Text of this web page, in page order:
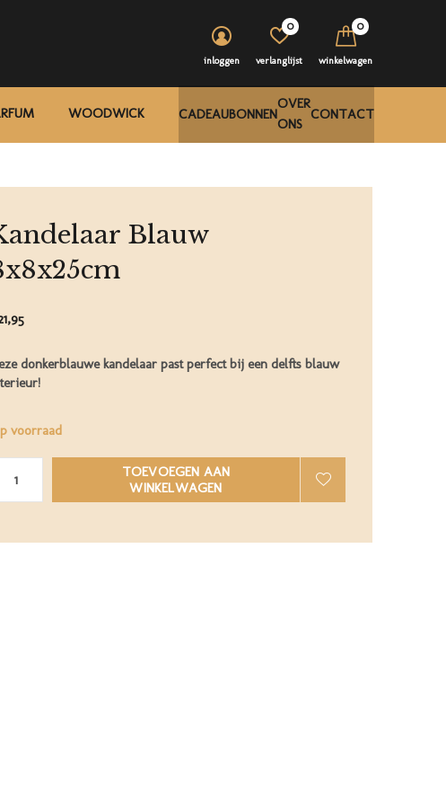
WOODWICK CADEAUBONNEN
OVER
ONS
CONTACT
inloggen verlanglijst
0
winkelwagen
0
Blauw
donkerblauwe kandelaar past perfect bij een delfts blauw
voorraad
TOEVOEGEN AAN
WINKELWAGEN